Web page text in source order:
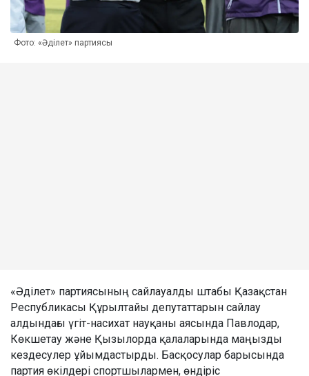
Фото: «Әділет» партиясы
«Әділет» партиясының сайлауалды штабы Қазақстан
Республикасы Құрылтайы депутаттарын сайлау
алдындағы үгіт-насихат науқаны аясында Павлодар,
Көкшетау және Қызылорда қалаларында маңызды
кездесулер ұйымдастырды. Басқосулар барысында
партия өкілдері спортшылармен, өндіріс